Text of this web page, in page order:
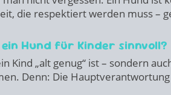
die respektiert werden muss –
Hund für Kinder sinnvoll?
Kind „alt genug“ ist – sondern
Denn: Die